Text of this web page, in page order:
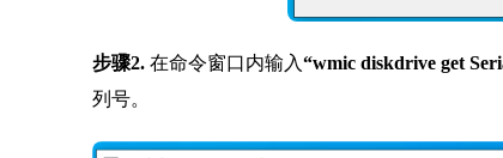
步骤2. 在命令窗口内输入“wmic diskdrive get
列号。